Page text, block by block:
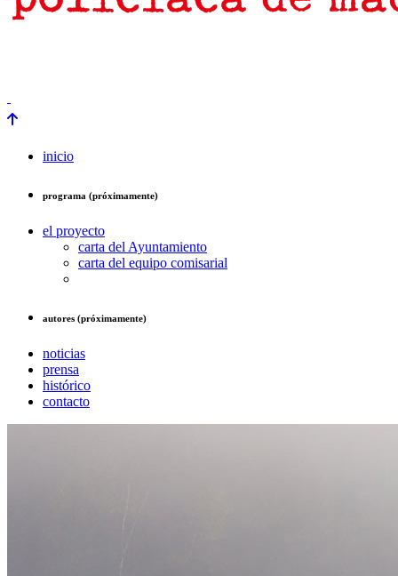
inicio
programa (próximamente)
el proyecto
carta del Ayuntamiento
carta del equipo comisarial
autores (próximamente)
noticias
prensa
histórico
contacto